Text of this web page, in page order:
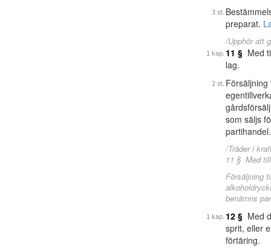
preparat.
/Upphör att
11 § Med
lag.
som säljs
/Träder i
11 § Med
Försäljning
benämns
12 § Med
sprit, eller
förtäring.